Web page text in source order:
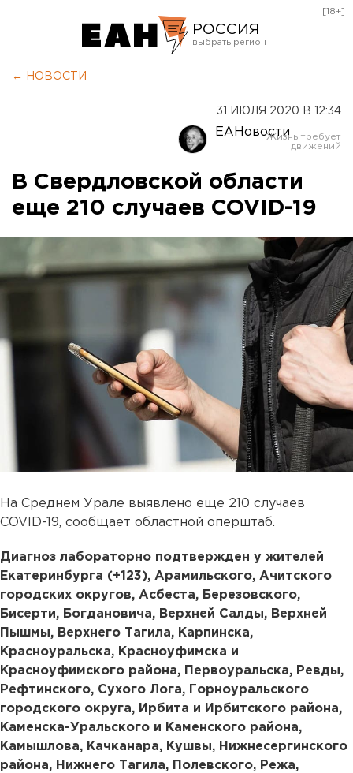
РОССИЯ
Оренбург
[18+]
← НОВОСТИ
31 ИЮЛЯ 2020 В 12:34
ЕАНовости
В Свердловской области
еще 210 случаев COVID-19
На Среднем Урале выявлено еще 210 случаев
COVID-19, сообщает областной оперштаб.
Диагноз лабораторно подтвержден у жителей
Екатеринбурга (+123), Арамильского, Ачитского
городских округов, Асбеста, Березовского,
Бисерти, Богдановича, Верхней Салды, Верхней
Пышмы, Верхнего Тагила, Карпинска,
Красноуральска, Красноуфимска и
Красноуфимского района, Первоуральска, Ревды,
Рефтинского, Сухого Лога, Горноуральского
городского округа, Ирбита и Ирбитского района,
Каменска-Уральского и Каменского района,
Камышлова, Качканара, Кушвы, Нижнесергинского
района, Нижнего Тагила, Полевского, Режа,